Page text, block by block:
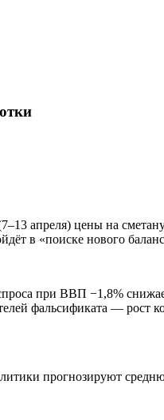
апреля) цены на
в «поиске нового
при ВВП −1,8%
фальсификата — рост
прогнозируют